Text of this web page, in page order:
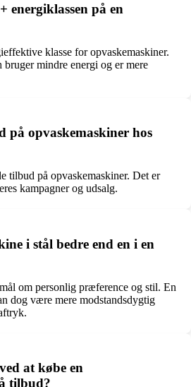
energiklassen på en
klasse for opvaskemaskiner.
bruger mindre energi og er mere
på opvaskemaskiner hos
tilbud på opvaskemaskiner. Det er
kampagner og udsalg.
i stål bedre end en i en
om personlig præference og stil. En
dog være mere modstandsdygtig
at købe en
tilbud?